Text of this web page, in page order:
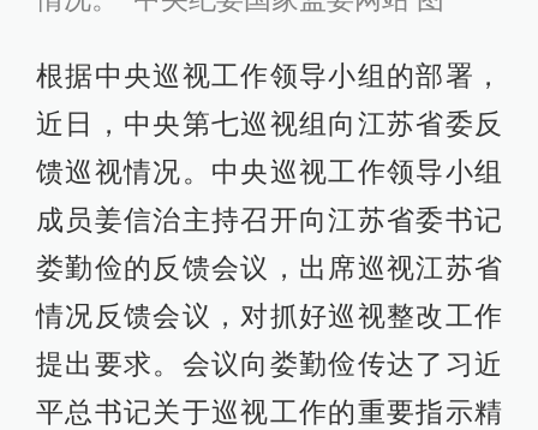
根据中央巡视工作领导小组的部署，
近日，中央第七巡视组向江苏省委反
馈巡视情况。中央巡视工作领导小组
成员姜信治主持召开向江苏省委书记
娄勤俭的反馈会议，出席巡视江苏省
情况反馈会议，对抓好巡视整改工作
提出要求。会议向娄勤俭传达了习近
平总书记关于巡视工作的重要指示精